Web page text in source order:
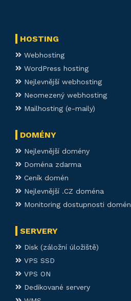
HOSTING
Webhosting
WordPress hosting
Nejlevnější webhosting
Neomezený webhosting
Mailhosting (e-maily)
DOMÉNY
Nejlevnější domény
Doména zdarma
Ceník domén
Nejlevnější .CZ doména
Monitoring dostupnosti domén
SERVERY
Disk (záložní úložiště)
VPS SSD
VPS ON
Dedikované servery